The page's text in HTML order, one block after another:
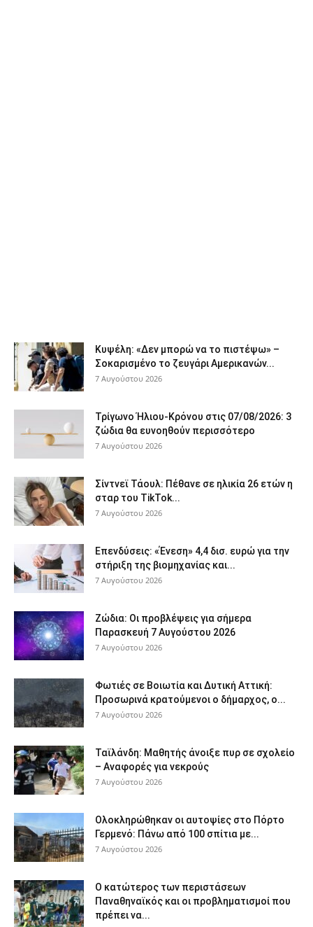
Κυψέλη: «Δεν μπορώ να το πιστέψω» –
Σοκαρισμένο το ζευγάρι Αμερικανών...
7 Αυγούστου 2026
Τρίγωνο Ήλιου-Κρόνου στις 07/08/2026: 3
ζώδια θα ευνοηθούν περισσότερο
7 Αυγούστου 2026
Σίντνεϊ Τάουλ: Πέθανε σε ηλικία 26 ετών η
σταρ του TikTok...
7 Αυγούστου 2026
Επενδύσεις: «Ένεση» 4,4 δισ. ευρώ για την
στήριξη της βιομηχανίας και...
7 Αυγούστου 2026
Ζώδια: Οι προβλέψεις για σήμερα
Παρασκευή 7 Αυγούστου 2026
7 Αυγούστου 2026
Φωτιές σε Βοιωτία και Δυτική Αττική:
Προσωρινά κρατούμενοι ο δήμαρχος, ο...
7 Αυγούστου 2026
Ταϊλάνδη: Μαθητής άνοιξε πυρ σε σχολείο
– Αναφορές για νεκρούς
7 Αυγούστου 2026
Ολοκληρώθηκαν οι αυτοψίες στο Πόρτο
Γερμενό: Πάνω από 100 σπίτια με...
7 Αυγούστου 2026
Ο κατώτερος των περιστάσεων
Παναθηναϊκός και οι προβληματισμοί που
πρέπει να...